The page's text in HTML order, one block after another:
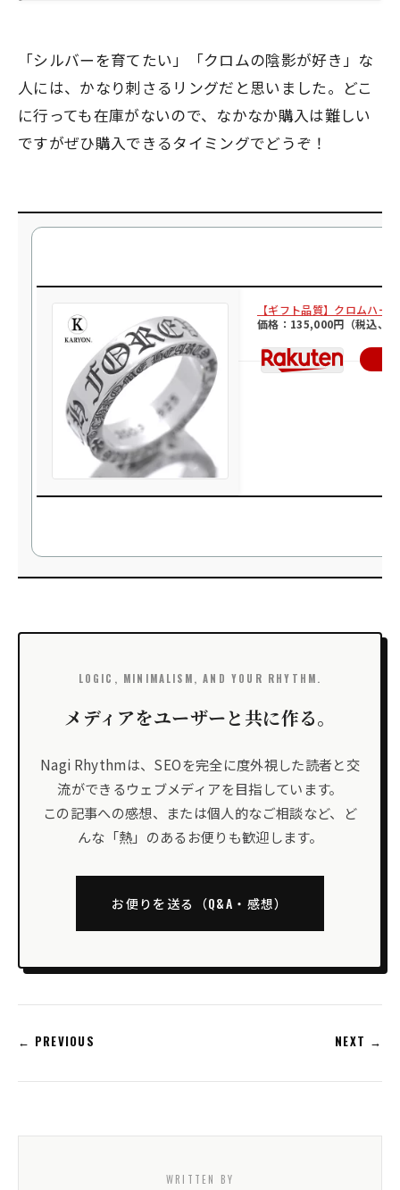
「シルバーを育てたい」「クロムの陰影が好き」な
人には、かなり刺さるリングだと思いました。どこ
に行っても在庫がないので、なかなか購入は難しい
ですがぜひ購入できるタイミングでどうぞ！
【ギフト品質】クロムハ
価格：135,000円（税込、
LOGIC, MINIMALISM, AND YOUR RHYTHM.
メディアをユーザーと共に作る。
Nagi Rhythmは、SEOを完全に度外視した読者と交
流ができるウェブメディアを目指しています。
この記事への感想、または個人的なご相談など、ど
んな「熱」のあるお便りも歓迎します。
お便りを送る（Q&A・感想）
← PREVIOUS NEXT →
WRITTEN BY